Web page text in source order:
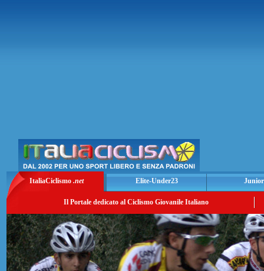
ItaliaCiclismo .net Elite-Under23
Il Portale dedicato al Ciclismo Giovanile Italiano